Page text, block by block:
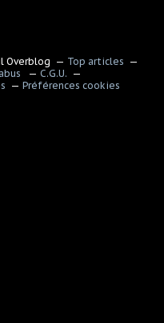
Overblog
Top articles
C.G.U.
Préférences cookies